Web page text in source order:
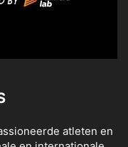
atleten en